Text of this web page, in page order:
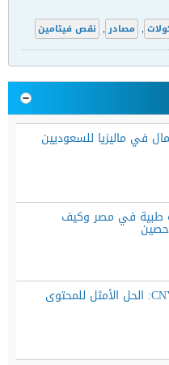
, مصادر , نقص فيتامين
في ماليزيا للسعوديين
طبية في مصر وكيف
بطاقة Apple iTunes الصين 30 CNY: الحل الأمثل للمحتوى